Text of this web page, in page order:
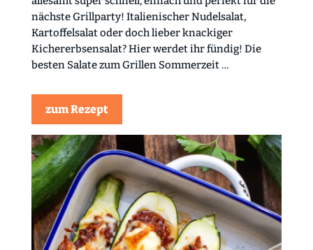
nächste Grillparty! Italienischer Nudelsalat,
Kartoffelsalat oder doch lieber knackiger
Kichererbsensalat? Hier werdet ihr fündig! Die
besten Salate zum Grillen Sommerzeit …
zum Rezept